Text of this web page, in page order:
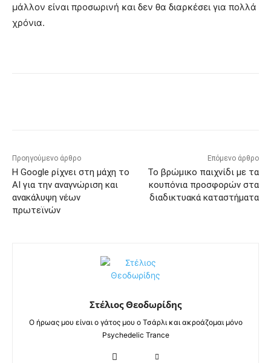
μάλλον είναι προσωρινή και δεν θα διαρκέσει για πολλά
χρόνια.
Προηγούμενο άρθρο
Η Google ρίχνει στη μάχη το
ΑΙ για την αναγνώριση και
ανακάλυψη νέων
πρωτεϊνών
Επόμενο άρθρο
Το βρώμικο παιχνίδι με τα
κουπόνια προσφορών στα
διαδικτυακά καταστήματα
Στέλιος Θεοδωρίδης
Ο ήρωας μου είναι ο γάτος μου ο Τσάρλι και ακροάζομαι μόνο
Psychedelic Trance